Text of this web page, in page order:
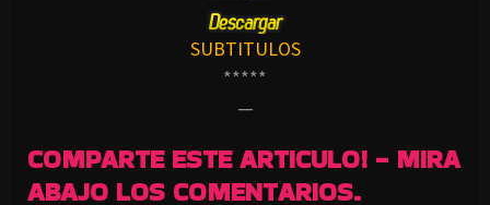
SUBTITULOS
*****
—
COMPARTE ESTE ARTICULO! - MIRA
ABAJO LOS COMENTARIOS.